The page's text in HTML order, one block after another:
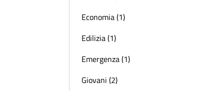
Economia (1)
Edilizia (1)
Emergenza (1)
Giovani (2)